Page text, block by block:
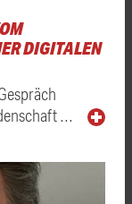
DIGITALEN
…